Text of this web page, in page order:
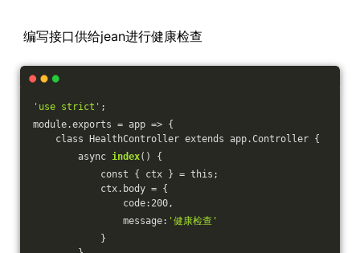
编写接口供给jean进行健康检查
'use strict' ;
module.exports = app => {
class HealthController extends app.Controller {
async index() {
const { ctx } = this;
ctx.body = {
code:200,
message: '健康检查'
}